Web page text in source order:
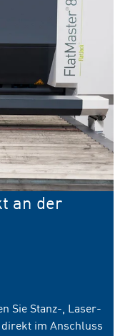
an der
Sie Stanz-, Laser-
im Anschluss